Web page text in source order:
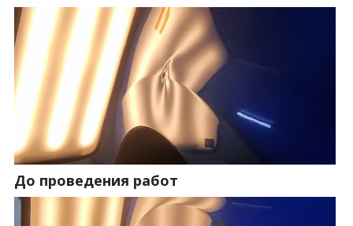
До проведения работ